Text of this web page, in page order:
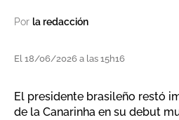
Por la redacción
El 18/06/2026 a las 15h16
El presidente brasileño restó
de la Canarinha en su debut